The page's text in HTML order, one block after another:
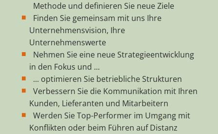
Methode und definieren Sie neue Ziele
Finden Sie gemeinsam mit uns Ihre
Unternehmensvision, Ihre
Unternehmenswerte
Nehmen Sie eine neue Strategieentwicklung
in den Fokus und ...
... optimieren Sie betriebliche Strukturen
Verbessern Sie die Kommunikation mit Ihren
Kunden, Lieferanten und Mitarbeitern
Werden Sie Top-Performer im Umgang mit
Konflikten oder beim Führen auf Distanz